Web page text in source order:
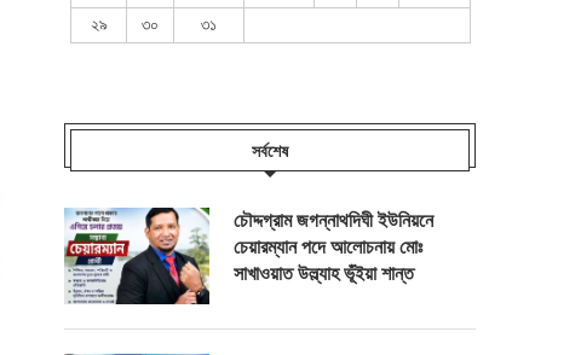
২৯
৩০ ৩১
সর্বশেষ
চৌদ্দগ্রাম জগন্নাথদিঘী ইউনিয়নে
চেয়ারম্যান পদে আলোচনায় মোঃ
সাখাওয়াত উল্ল্যাহ ভূঁইয়া শান্ত